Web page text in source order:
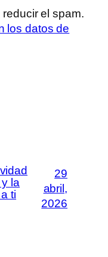
el spam.
los datos de
la
ti
29
abril,
2026